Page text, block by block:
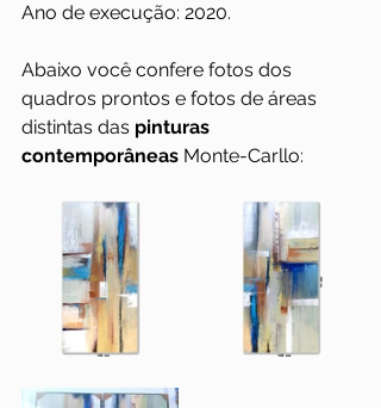
Ano de execução: 2020.
Abaixo você confere fotos dos
quadros prontos e fotos de áreas
distintas das pinturas
contemporâneas Monte-Carllo: